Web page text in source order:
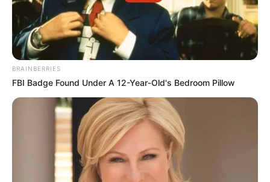
szobájukból.
Úgy néztek ki, mint egy tipikus pár, aki végre
megkapta a régóta várt nyaralását.
Mosolygós, energikus és tele felszereléssel.
Céljuk a Glacier Nemzeti Park északnyugati sarka
volt, a Kintler-tó egy távoli és vadon élő területe,
ahová az alkalmi turisták ritkán jutnak el.
BRAINBERRIES
FBI Badge Found Under A 12-Year-Old's Bedroom Pillow